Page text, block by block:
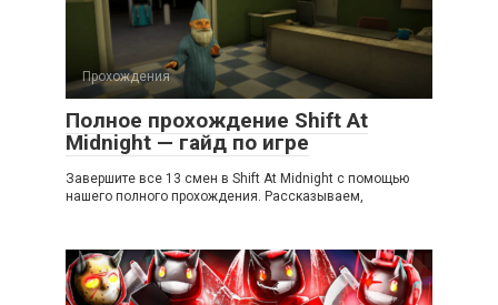
Прохождения
Полное прохождение Shift At
Midnight — гайд по игре
Завершите все 13 смен в Shift At Midnight с помощью
нашего полного прохождения. Рассказываем,